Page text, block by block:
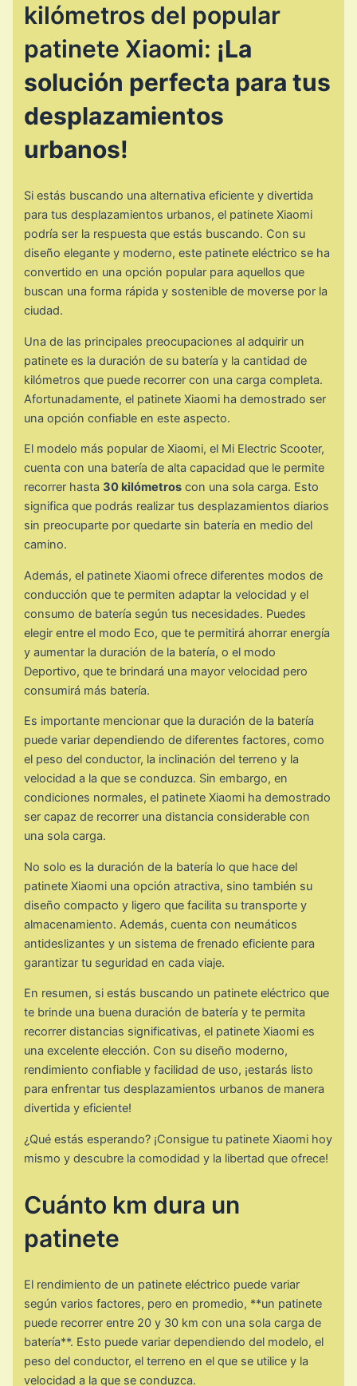
kilómetros del popular
patinete Xiaomi: ¡La
solución perfecta para tus
desplazamientos
urbanos!
Si estás buscando una alternativa eficiente y divertida
para tus desplazamientos urbanos, el patinete Xiaomi
podría ser la respuesta que estás buscando. Con su
diseño elegante y moderno, este patinete eléctrico se ha
convertido en una opción popular para aquellos que
buscan una forma rápida y sostenible de moverse por la
ciudad.
Una de las principales preocupaciones al adquirir un
patinete es la duración de su batería y la cantidad de
kilómetros que puede recorrer con una carga completa.
Afortunadamente, el patinete Xiaomi ha demostrado ser
una opción confiable en este aspecto.
El modelo más popular de Xiaomi, el Mi Electric Scooter,
cuenta con una batería de alta capacidad que le permite
recorrer hasta 30 kilómetros con una sola carga. Esto
significa que podrás realizar tus desplazamientos diarios
sin preocuparte por quedarte sin batería en medio del
camino.
Además, el patinete Xiaomi ofrece diferentes modos de
conducción que te permiten adaptar la velocidad y el
consumo de batería según tus necesidades. Puedes
elegir entre el modo Eco, que te permitirá ahorrar energía
y aumentar la duración de la batería, o el modo
Deportivo, que te brindará una mayor velocidad pero
consumirá más batería.
Es importante mencionar que la duración de la batería
puede variar dependiendo de diferentes factores, como
el peso del conductor, la inclinación del terreno y la
velocidad a la que se conduzca. Sin embargo, en
condiciones normales, el patinete Xiaomi ha demostrado
ser capaz de recorrer una distancia considerable con
una sola carga.
No solo es la duración de la batería lo que hace del
patinete Xiaomi una opción atractiva, sino también su
diseño compacto y ligero que facilita su transporte y
almacenamiento. Además, cuenta con neumáticos
antideslizantes y un sistema de frenado eficiente para
garantizar tu seguridad en cada viaje.
En resumen, si estás buscando un patinete eléctrico que
te brinde una buena duración de batería y te permita
recorrer distancias significativas, el patinete Xiaomi es
una excelente elección. Con su diseño moderno,
rendimiento confiable y facilidad de uso, ¡estarás listo
para enfrentar tus desplazamientos urbanos de manera
divertida y eficiente!
¿Qué estás esperando? ¡Consigue tu patinete Xiaomi hoy
mismo y descubre la comodidad y la libertad que ofrece!
Cuánto km dura un
patinete
El rendimiento de un patinete eléctrico puede variar
según varios factores, pero en promedio, **un patinete
puede recorrer entre 20 y 30 km con una sola carga de
batería**. Esto puede variar dependiendo del modelo, el
peso del conductor, el terreno en el que se utilice y la
velocidad a la que se conduzca.